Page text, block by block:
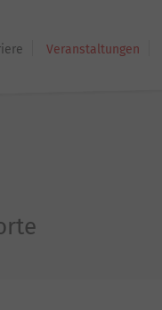
Veranstaltungen